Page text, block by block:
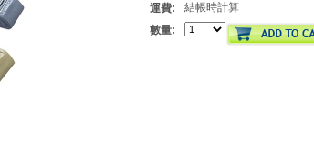
運費:
結帳時計算
數量: